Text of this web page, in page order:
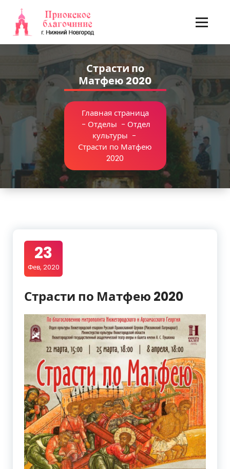
содержимому
Страсти по
Матфею 2020
Главная страница
- Отделы - Отдел
культуры -
Страсти по Матфею
2020
23
Фев, 2020
Страсти по Матфею 2020